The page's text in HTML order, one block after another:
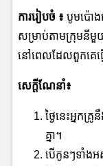
ការរៀបចំ ៖ បូមប៉ោង
សម្រាប់តាមក្រុមនីមួ
នៅពេលដែលពួកគេធ្
សេក្ដីណែនាំ៖
ថ្ងៃនេះអ្នកគ្
គ្នា។
បើកូនៗទាំងអ